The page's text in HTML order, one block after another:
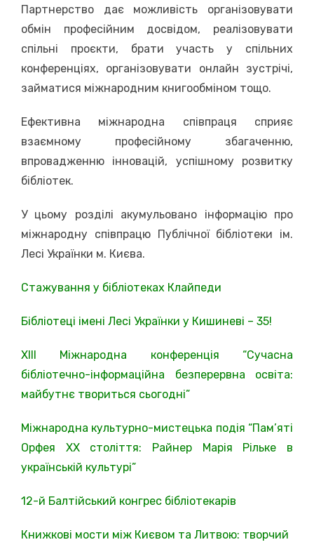
Партнерство дає можливість організовувати
обмін професійним досвідом, реалізовувати
спільні проєкти, брати участь у спільних
конференціях, організовувати онлайн зустрічі,
займатися міжнародним книгообміном тощо.
Ефективна міжнародна співпраця сприяє
взаємному професійному збагаченню,
впровадженню інновацій, успішному розвитку
бібліотек.
У цьому розділі акумульовано інформацію про
міжнародну співпрацю Публічної бібліотеки ім.
Лесі Українки м. Києва.
Стажування у бібліотеках Клайпеди
Бібліотеці імені Лесі Українки у Кишиневі – 35!
ХІІІ Міжнародна конференція “Сучасна
бібліотечно-інформаційна безперервна освіта:
майбутнє твориться сьогодні”
Міжнародна культурно-мистецька подія “Пам’яті
Орфея ХХ століття: Райнер Марія Рільке в
українській культурі”
12-й Балтійський конгрес бібліотекарів
Книжкові мости між Києвом та Литвою: творчий